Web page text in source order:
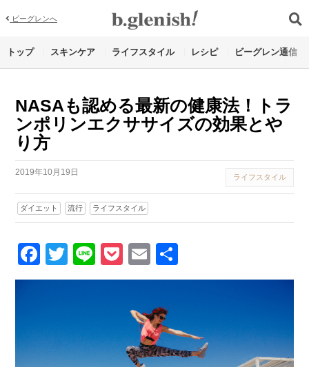
ビーグレンへ
トップ スキンケア ライフスタイル レシピ ビーグレン通信
NASAも認める最新の健康法！トラ
ンポリンエクササイズの効果とや
り方
2019年10月19日 ライフスタイル
ダイエット 流行 ライフスタイル
Facebook
Twitter
LinePocket
Email